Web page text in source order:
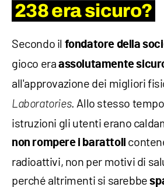
238 era sicuro?
Secondo il fondatore della
gioco era assolutamente
all'approvazione dei migliori
Laboratories. Allo stesso
istruzioni gli utenti erano
non rompere i barattoli
radioattivi, non per motivi di
perché altrimenti si sarebbe